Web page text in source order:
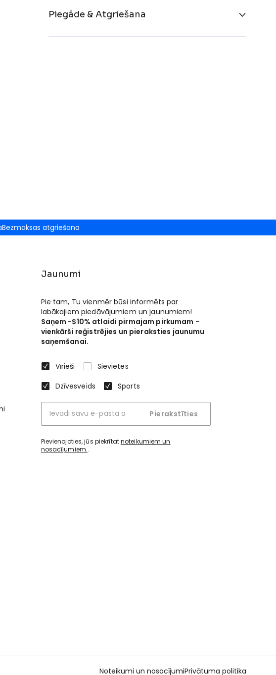
Piegāde & Atgriešana
Bezmaksas atgriešana
Jaunumi
Pie tam, Tu vienmēr būsi informēts par
labākajiem piedāvājumiem un jaunumiem!
Saņem -$10% atlaidi pirmajam pirkumam -
vienkārši reģistrējies un pieraksties jaunumu
saņemšanai.
Vīrieši
Sievietes
Dzīvesveids
Sports
Pierakstīties
Pievienojoties, jūs piekrītatnoteikumiem un
nosacījumiem..
Noteikumi un nosacījumiPrivātuma politika